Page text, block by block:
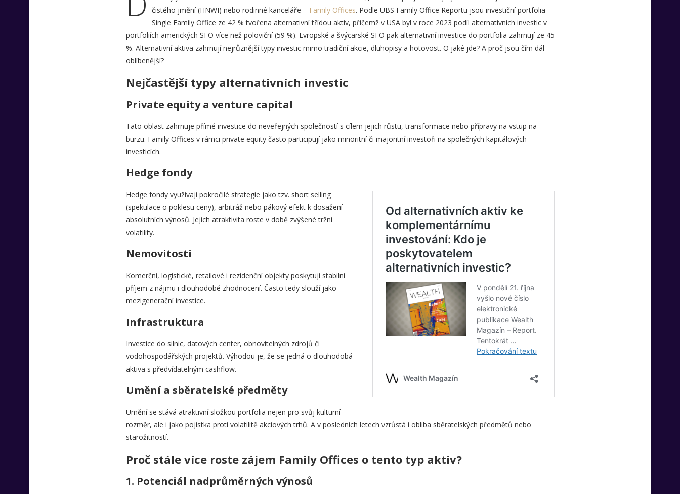
čistého jmění (HNWI) nebo rodinné kanceláře – Family Offices. Podle UBS Family Office Reportu jsou investiční portfolia
Single Family Office ze 42 % tvořena alternativní třídou aktiv, přičemž v USA byl v roce 2023 podíl alternativních investic v
portfoliích amerických SFO více než poloviční (59 %). Evropské a švýcarské SFO pak alternativní investice do portfolia zahrnují ze 45
%. Alternativní aktiva zahrnují nejrůznější typy investic mimo tradiční akcie, dluhopisy a hotovost. O jaké jde? A proč jsou čím dál
oblíbenější?
Nejčastější typy alternativních investic
Private equity a venture capital
Tato oblast zahrnuje přímé investice do neveřejných společností s cílem jejich růstu, transformace nebo přípravy na vstup na
burzu. Family Offices v rámci private equity často participují jako minoritní či majoritní investoři na společných kapitálových
investicích.
Hedge fondy
Hedge fondy využívají pokročilé strategie jako tzv. short selling
(spekulace o poklesu ceny), arbitráž nebo pákový efekt k dosažení
absolutních výnosů. Jejich atraktivita roste v době zvýšené tržní
volatility.
Nemovitosti
Komerční, logistické, retailové i rezidenční objekty poskytují stabilní
příjem z nájmu i dlouhodobé zhodnocení. Často tedy slouží jako
mezigenerační investice.
Infrastruktura
Investice do silnic, datových center, obnovitelných zdrojů či
vodohospodářských projektů. Výhodou je, že se jedná o dlouhodobá
aktiva s předvídatelným cashflow.
Umění a sběratelské předměty
Umění se stává atraktivní složkou portfolia nejen pro svůj kulturní
rozměr, ale i jako pojistka proti volatilitě akciových trhů. A v posledních letech vzrůstá i obliba sběratelských předmětů nebo
starožitností.
Proč stále více roste zájem Family Offices o tento typ aktiv?
1. Potenciál nadprůměrných výnosů